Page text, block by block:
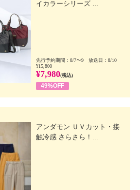
イカラーシリーズ ...
先行予約期間：8/7〜9 放送日：8/10
¥15,800
¥7,980(税込)
49%OFF
アンダモン ＵＶカット・接
触冷感 さらさら！...